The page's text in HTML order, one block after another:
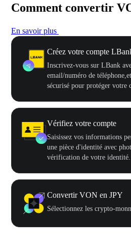
Comment convertir
En savoir plus
Créez votre compte
Inscrivez-vous sur LBank
email/numéro de
sécurisé pour protéger votre
Vérifiez votre compte
Saisissez vos informations
une pièce d'identité avec
vérification de votre identité.
Convertir VON en JPY
Sélectionnez les crypto-